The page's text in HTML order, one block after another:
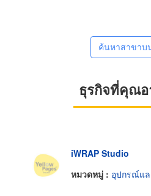
ค้นหาสาขาบ
ธุรกิจที่คุณอ
iWRAP Studio
หมวดหมู่ : อุปกรณ์แ